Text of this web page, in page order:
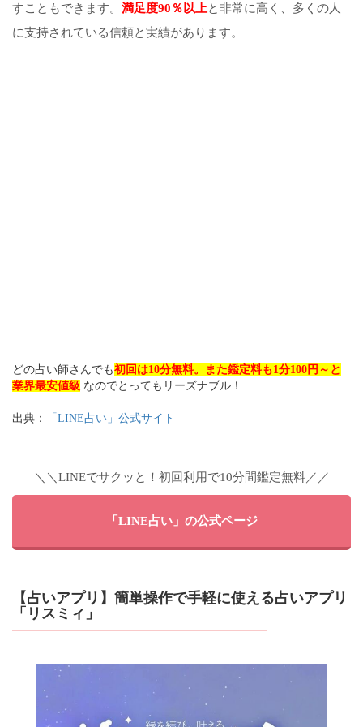
すこともできます。 満足度90％以上と非常に高く、多くの人
に支持されている信頼と実績があります。
どの占い師さんでも初回は10分無料。また鑑定料も1分100円～と
業界最安値級 なのでとってもリーズナブル！
出典： 「LINE占い」公式サイト
＼＼LINEでサクッと！初回利用で10分間鑑定無料／／
「LINE占い」の公式ページ
【占いアプリ】簡単操作で手軽に使える占いアプリ
「リスミィ」